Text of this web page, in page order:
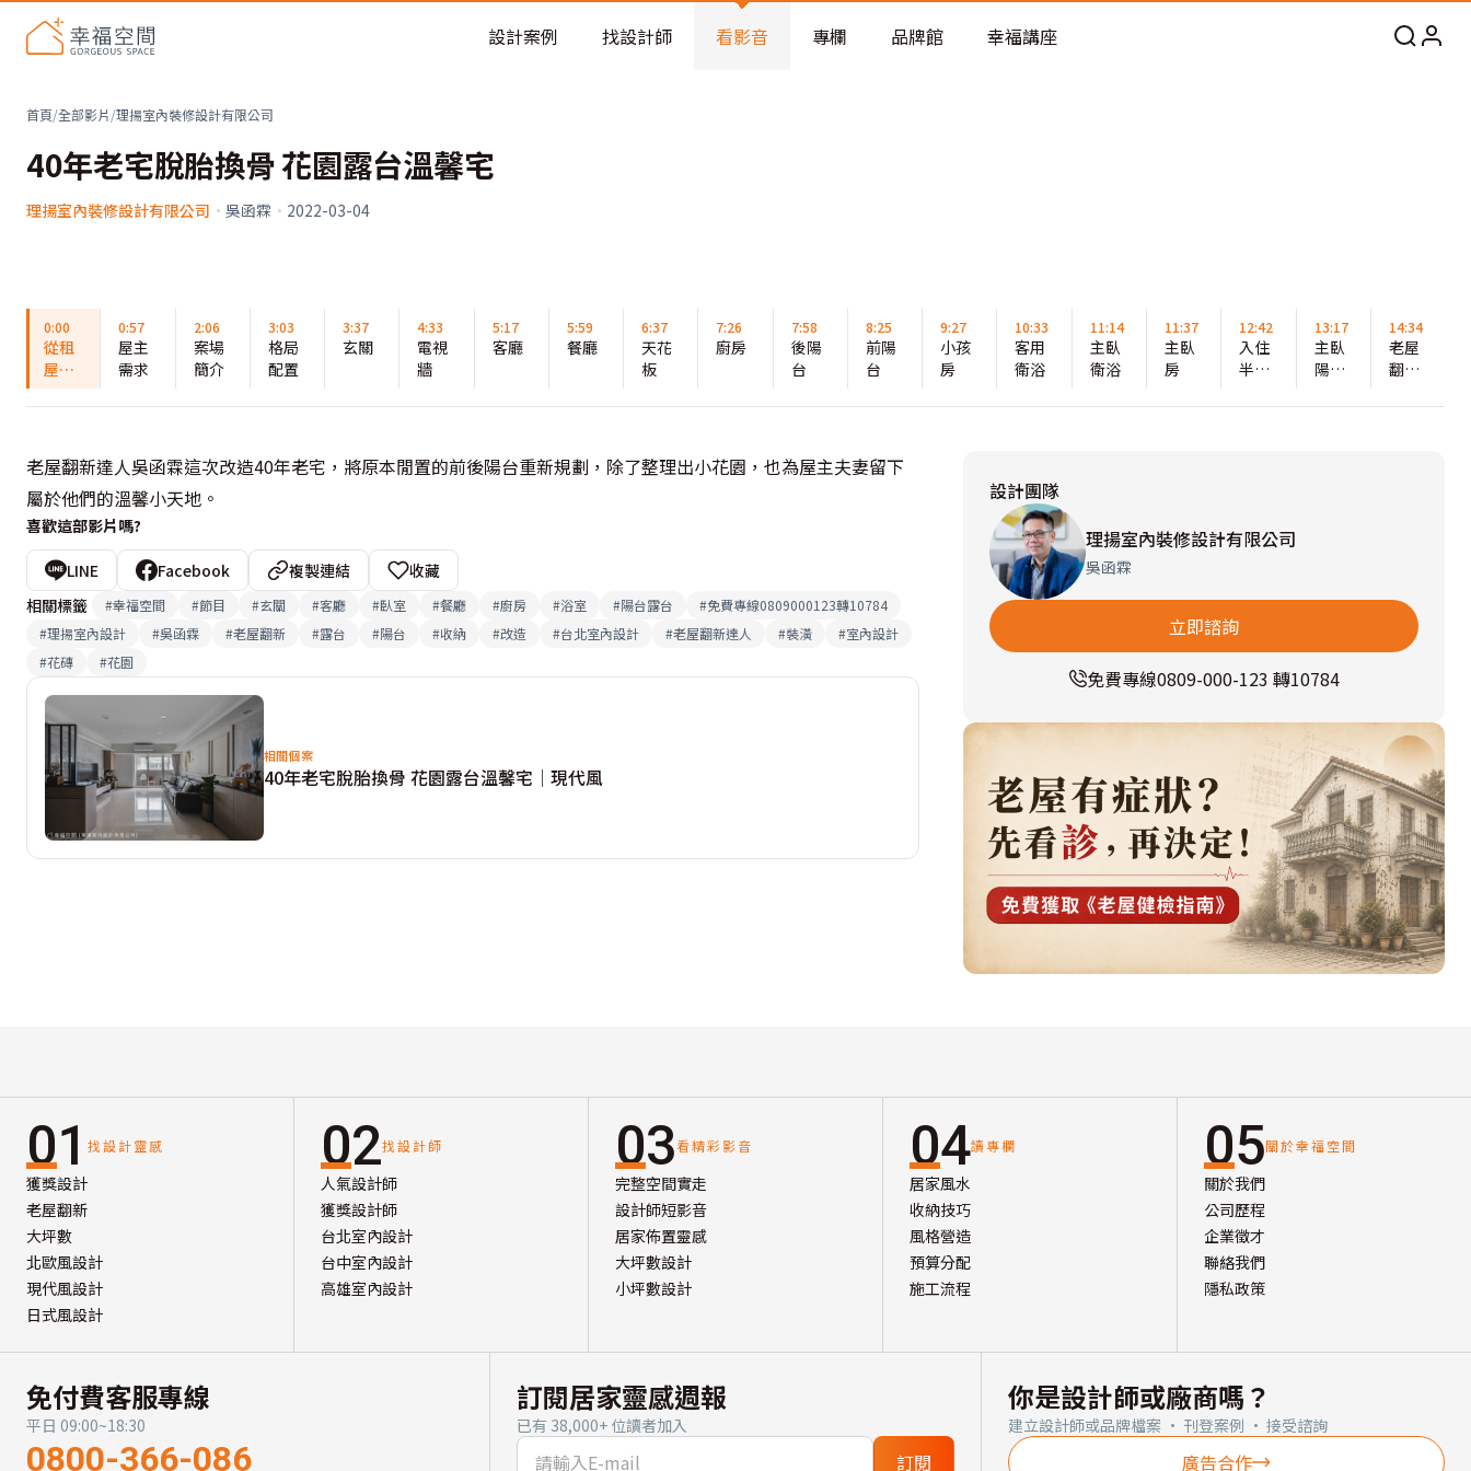
老屋預算分配與高 CP 值煥新術
設計案例 找設計師 看影音 專欄 品牌館 幸福講座
首頁/全部影片/理揚室內裝修設計有限公司
40年老宅脫胎換骨 花園露台溫馨宅
理揚室內裝修設計有限公司 · 吳函霖 · 2022-03-04
0:00
從租
屋到
擁有
自己
40年
老宅
脫胎
換骨
0:57
屋主
需求
2:06
案場
簡介
3:03
格局
配置
3:37
玄關
4:33
電視
牆
5:17
客廳
5:59
餐廳
6:37
天花
板
7:26
廚房
7:58
後陽
台
8:25
前陽
台
9:27
小孩
房
10:33
客用
衛浴
11:14
主臥
衛浴
11:37
主臥
房
12:42
入住
半年
滿意
13:17
主臥
陽台
的獨
14:34
老屋
翻新
怎麼
老屋翻新達人吳函霖這次改造40年老宅，將原本閒置的前後陽台重新規劃，除了整理出小花園，也為屋主夫妻留下
屬於他們的溫馨小天地。
喜歡這部影片嗎?
LINE Facebook 複製連結
收藏
相關標籤
#幸福空間 #節目 #玄關 #客廳 #臥室 #餐廳 #廚房 #浴室 #陽台露台 #免費專線0809000123轉10784
#理揚室內設計 #吳函霖 #老屋翻新 #露台 #陽台 #收納 #改造 #台北室內設計 #老屋翻新達人 #裝潢 #室內設計
#花磚 #花園
相關個案
40年老宅脫胎換骨 花園露台溫馨宅│現代風
設計團隊
理揚室內裝修設計有限公司
吳函霖
立即諮詢
免費專線0809-000-123 轉10784
01 找設計靈感
獲獎設計
老屋翻新
大坪數
北歐風設計
現代風設計
日式風設計
02找設計師
人氣設計師
獲獎設計師
台北室內設計
台中室內設計
高雄室內設計
03看精彩影音
完整空間實走
設計師短影音
居家佈置靈感
大坪數設計
小坪數設計
04讀專欄
居家風水
收納技巧
風格營造
預算分配
施工流程
05關於幸福空間
關於我們
公司歷程
企業徵才
聯絡我們
隱私政策
免付費客服專線
平日 09:00~18:30
0800-366-086
訂閱居家靈感週報
已有 38,000+ 位讀者加入
訂閱
你是設計師或廠商嗎？
建立設計師或品牌檔案 · 刊登案例 · 接受諮詢
廣告合作